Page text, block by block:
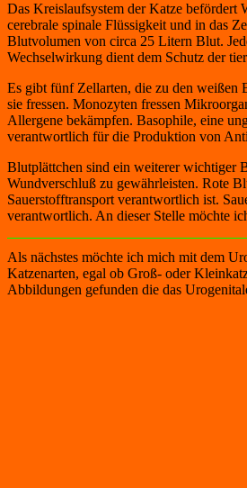
Das Kreislaufsystem der Katze befördert
cerebrale spinale Flüssigkeit und in das
Blutvolumen von circa 25 Litern Blut.
Wechselwirkung dient dem Schutz der
Es gibt fünf Zellarten, die zu den weißen
sie fressen. Monozyten fressen
Allergene bekämpfen. Basophile, eine
verantwortlich für die Produktion von
Blutplättchen sind ein weiterer wichtiger
Wundverschluß zu gewährleisten. Rote
Sauerstofftransport verantwortlich ist.
verantwortlich. An dieser Stelle möchte
Als nächstes möchte ich mich mit dem
Katzenarten, egal ob Groß- oder
Abbildungen gefunden die das